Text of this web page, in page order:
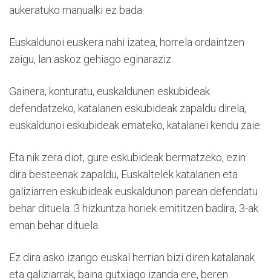
aukeratuko manualki ez bada.
Euskaldunoi euskera nahi izatea, horrela ordaintzen
zaigu, lan askoz gehiago eginaraziz.
Gainera, konturatu, euskaldunen eskubideak
defendatzeko, katalanen eskubideak zapaldu direla,
euskaldunoi eskubideak emateko, katalanei kendu zaie.
Eta nik zera diot, gure eskubideak bermatzeko, ezin
dira besteenak zapaldu, Euskaltelek katalanen eta
galiziarren eskubideak euskaldunon parean defendatu
behar dituela. 3 hizkuntza horiek emititzen badira, 3-ak
eman behar dituela.
Ez dira asko izango euskal herrian bizi diren katalanak
eta galiziarrak, baina gutxiago izanda ere, beren